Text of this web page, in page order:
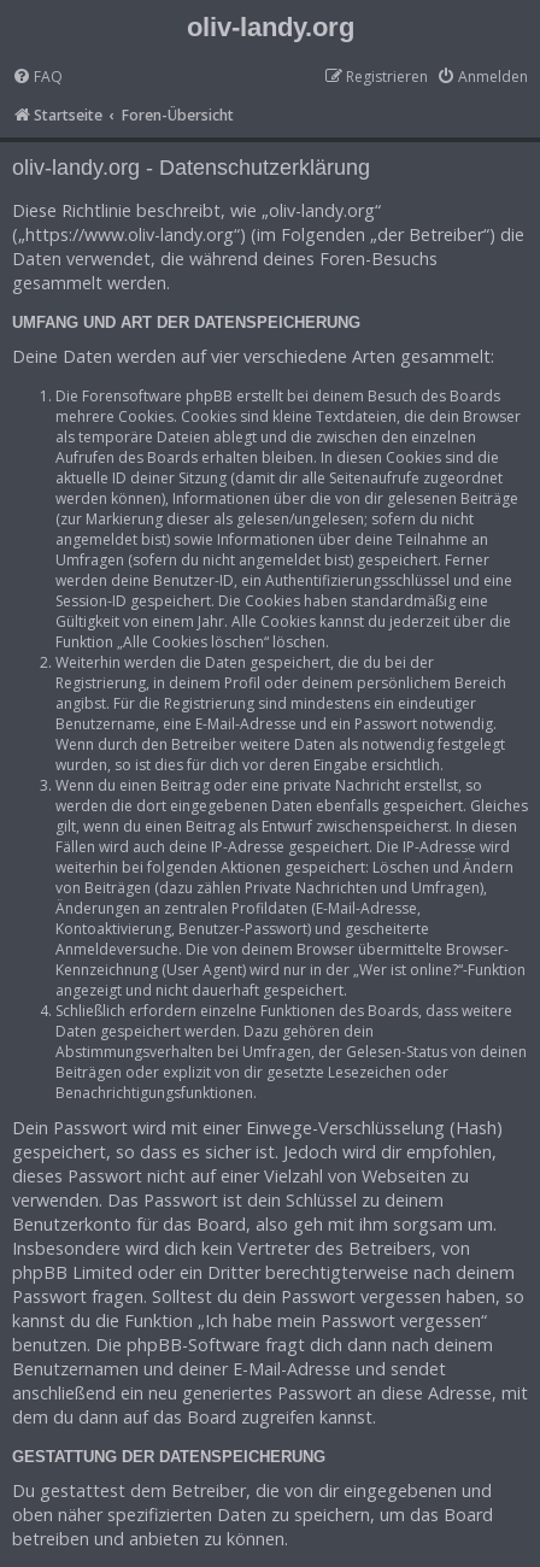
oliv-landy.org
FAQ Anmelden
Registrieren
Startseite
Foren-Übersicht
oliv-landy.org - Datenschutzerklärung
Diese Richtlinie beschreibt, wie „oliv-landy.org“
(„https://www.oliv-landy.org“) (im Folgenden „der Betreiber“) die
Daten verwendet, die während deines Foren-Besuchs
gesammelt werden.
UMFANG UND ART DER DATENSPEICHERUNG
Deine Daten werden auf vier verschiedene Arten gesammelt:
Die Forensoftware phpBB erstellt bei deinem Besuch des Boards
mehrere Cookies. Cookies sind kleine Textdateien, die dein Browser
als temporäre Dateien ablegt und die zwischen den einzelnen
Aufrufen des Boards erhalten bleiben. In diesen Cookies sind die
aktuelle ID deiner Sitzung (damit dir alle Seitenaufrufe zugeordnet
werden können), Informationen über die von dir gelesenen Beiträge
(zur Markierung dieser als gelesen/ungelesen; sofern du nicht
angemeldet bist) sowie Informationen über deine Teilnahme an
Umfragen (sofern du nicht angemeldet bist) gespeichert. Ferner
werden deine Benutzer-ID, ein Authentifizierungsschlüssel und eine
Session-ID gespeichert. Die Cookies haben standardmäßig eine
Gültigkeit von einem Jahr. Alle Cookies kannst du jederzeit über die
Funktion „Alle Cookies löschen“ löschen.
Weiterhin werden die Daten gespeichert, die du bei der
Registrierung, in deinem Profil oder deinem persönlichem Bereich
angibst. Für die Registrierung sind mindestens ein eindeutiger
Benutzername, eine E-Mail-Adresse und ein Passwort notwendig.
Wenn durch den Betreiber weitere Daten als notwendig festgelegt
wurden, so ist dies für dich vor deren Eingabe ersichtlich.
Wenn du einen Beitrag oder eine private Nachricht erstellst, so
werden die dort eingegebenen Daten ebenfalls gespeichert. Gleiches
gilt, wenn du einen Beitrag als Entwurf zwischenspeicherst. In diesen
Fällen wird auch deine IP-Adresse gespeichert. Die IP-Adresse wird
weiterhin bei folgenden Aktionen gespeichert: Löschen und Ändern
von Beiträgen (dazu zählen Private Nachrichten und Umfragen),
Änderungen an zentralen Profildaten (E-Mail-Adresse,
Kontoaktivierung, Benutzer-Passwort) und gescheiterte
Anmeldeversuche. Die von deinem Browser übermittelte Browser-
Kennzeichnung (User Agent) wird nur in der „Wer ist online?“-Funktion
angezeigt und nicht dauerhaft gespeichert.
Schließlich erfordern einzelne Funktionen des Boards, dass weitere
Daten gespeichert werden. Dazu gehören dein
Abstimmungsverhalten bei Umfragen, der Gelesen-Status von deinen
Beiträgen oder explizit von dir gesetzte Lesezeichen oder
Benachrichtigungsfunktionen.
Dein Passwort wird mit einer Einwege-Verschlüsselung (Hash)
gespeichert, so dass es sicher ist. Jedoch wird dir empfohlen,
dieses Passwort nicht auf einer Vielzahl von Webseiten zu
verwenden. Das Passwort ist dein Schlüssel zu deinem
Benutzerkonto für das Board, also geh mit ihm sorgsam um.
Insbesondere wird dich kein Vertreter des Betreibers, von
phpBB Limited oder ein Dritter berechtigterweise nach deinem
Passwort fragen. Solltest du dein Passwort vergessen haben, so
kannst du die Funktion „Ich habe mein Passwort vergessen“
benutzen. Die phpBB-Software fragt dich dann nach deinem
Benutzernamen und deiner E-Mail-Adresse und sendet
anschließend ein neu generiertes Passwort an diese Adresse, mit
dem du dann auf das Board zugreifen kannst.
GESTATTUNG DER DATENSPEICHERUNG
Du gestattest dem Betreiber, die von dir eingegebenen und
oben näher spezifizierten Daten zu speichern, um das Board
betreiben und anbieten zu können.